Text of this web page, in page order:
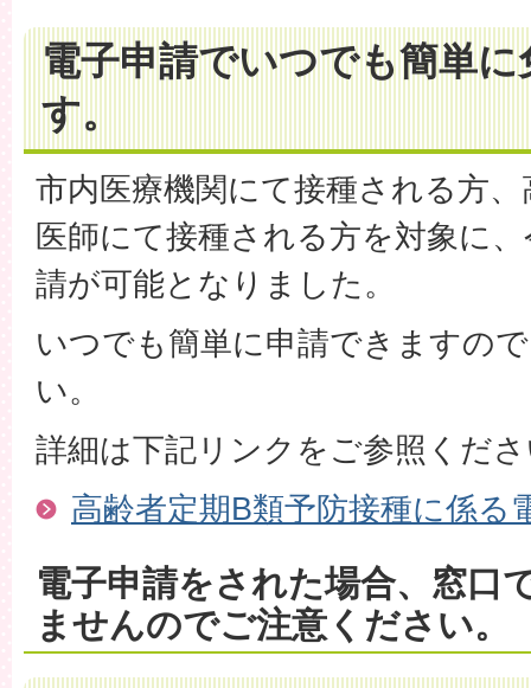
電子申請でいつでも簡単
す。
市内医療機関にて接種される方
医師にて接種される方を対象に
請が可能となりました。
いつでも簡単に申請できますの
い。
詳細は下記リンクをご参照くだ
高齢者定期B類予防接種に係る
電子申請をされた場合、窓口
ませんのでご注意ください。